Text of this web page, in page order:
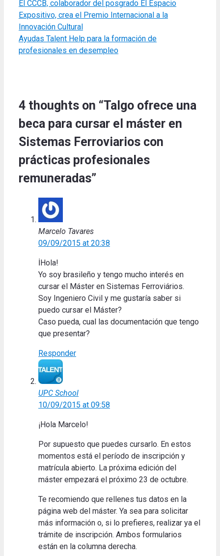
El CCCB, colaborador del posgrado El Espacio
Expositivo, crea el Premio Internacional a la
Innovación Cultural
Ayudas Talent Help para la formación de
profesionales en desempleo
4 thoughts on “Talgo ofrece una
beca para cursar el máster en
Sistemas Ferroviarios con
prácticas profesionales
remuneradas”
Marcelo Tavares
09/09/2015 at 20:38
İHola!
Yo soy brasileño y tengo mucho interés en
cursar el Máster en Sistemas Ferroviários.
Soy Ingeniero Civil y me gustaría saber si
puedo cursar el Máster?
Caso pueda, cual las documentación que tengo
que presentar?
Responder
UPC School
10/09/2015 at 09:58
¡Hola Marcelo!
Por supuesto que puedes cursarlo. En estos
momentos está el período de inscripción y
matrícula abierto. La próxima edición del
máster empezará el próximo 23 de octubre.
Te recomiendo que rellenes tus datos en la
página web del máster. Ya sea para solicitar
más información o, si lo prefieres, realizar ya el
trámite de inscripción. Ambos formularios
están en la columna derecha.